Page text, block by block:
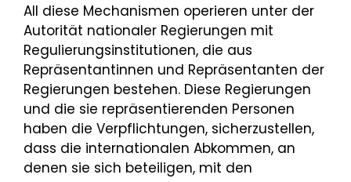
All diese Mechanismen operieren unter der
Autorität nationaler Regierungen mit
Regulierungsinstitutionen, die aus
Repräsentantinnen und Repräsentanten der
Regierungen bestehen. Diese Regierungen
und die sie repräsentierenden Personen
haben die Verpflichtungen, sicherzustellen,
dass die internationalen Abkommen, an
denen sie sich beteiligen, mit den